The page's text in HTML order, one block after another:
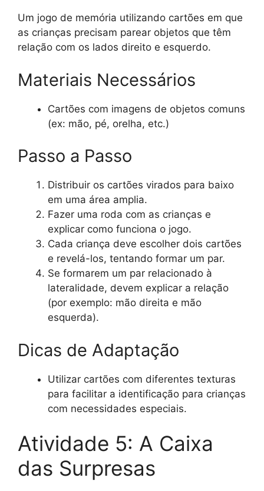
Um jogo de memória utilizando cartões em que
as crianças precisam parear objetos que têm
relação com os lados direito e esquerdo.
Materiais Necessários
Cartões com imagens de objetos comuns
(ex: mão, pé, orelha, etc.)
Passo a Passo
Distribuir os cartões virados para baixo
em uma área amplia.
Fazer uma roda com as crianças e
explicar como funciona o jogo.
Cada criança deve escolher dois cartões
e revelá-los, tentando formar um par.
Se formarem um par relacionado à
lateralidade, devem explicar a relação
(por exemplo: mão direita e mão
esquerda).
Dicas de Adaptação
Utilizar cartões com diferentes texturas
para facilitar a identificação para crianças
com necessidades especiais.
Atividade 5: A Caixa
das Surpresas